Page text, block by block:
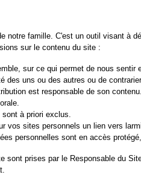
notre famille. C'est un outil visant à
sur le contenu du site :
sur ce qui permet de nous
des uns ou des autres ou de
est responsable de son
à priori exclus.
vos sites personnels un lien vers
personnelles sont en accès
sont prises par le Responsable du